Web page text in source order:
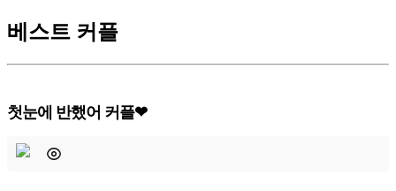
베스트 커플
첫눈에 반했어 커플❤